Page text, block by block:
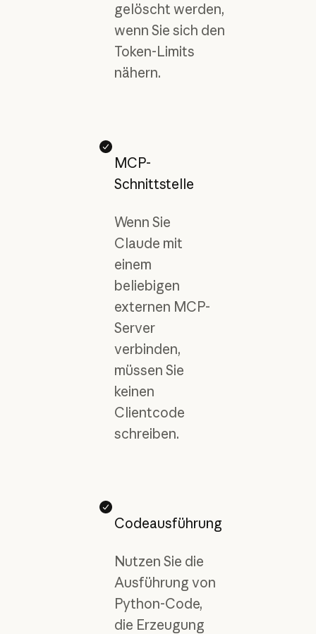
gelöscht werden,
wenn Sie sich den
Token-Limits
nähern.
MCP-
Schnittstelle
Wenn Sie
Claude mit
einem
beliebigen
externen MCP-
Server
verbinden,
müssen Sie
keinen
Clientcode
schreiben.
Codeausführung
Nutzen Sie die
Ausführung von
Python-Code,
die Erzeugung